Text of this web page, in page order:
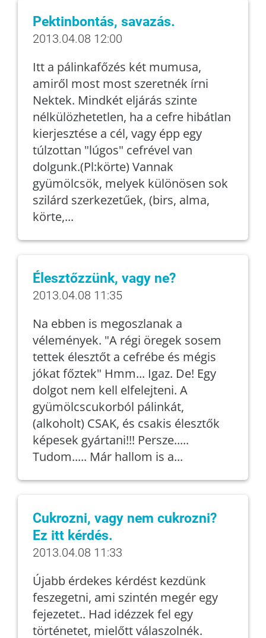
Pektinbontás, savazás.
2013.04.08 12:00
Itt a pálinkafőzés két mumusa,
amiről most most szeretnék írni
Nektek. Mindkét eljárás szinte
nélkülözhetetlen, ha a cefre hibátlan
kierjesztése a cél, vagy épp egy
túlzottan "lúgos" cefrével van
dolgunk.(Pl:körte) Vannak
gyümölcsök, melyek különösen sok
szilárd szerkezetűek, (birs, alma,
körte,...
Élesztőzzünk, vagy ne?
2013.04.08 11:35
Na ebben is megoszlanak a
vélemények. "A régi öregek sosem
tettek élesztőt a cefrébe és mégis
jókat főztek" Hmm... Igaz. De! Egy
dolgot nem kell elfelejteni. A
gyümölcscukorból pálinkát,
(alkoholt) CSAK, és csakis élesztők
képesek gyártani!!! Persze.....
Tudom..... Már hallom is a...
Cukrozni, vagy nem cukrozni?
Ez itt kérdés.
2013.04.08 11:33
Újabb érdekes kérdést kezdünk
feszegetni, ami szintén megér egy
fejezetet.. Had idézzek fel egy
történetet, mielőtt válaszolnék.